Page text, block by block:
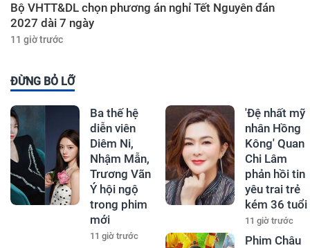
Bộ VHTT&DL chọn phương án nghỉ Tết Nguyên đán
2027 dài 7 ngày
11 giờ trước
ĐỪNG BỎ LỠ
Ba thế hệ
diễn viên
Diêm Ni,
Nhậm Mẫn,
Trương Vãn
Ý hội ngộ
trong phim
mới
11 giờ trước
'Đệ nhất mỹ
nhân Hồng
Kông' Quan
Chi Lâm
phản hồi tin
yêu trai trẻ
kém 36 tuổi
11 giờ trước
Phim Châu